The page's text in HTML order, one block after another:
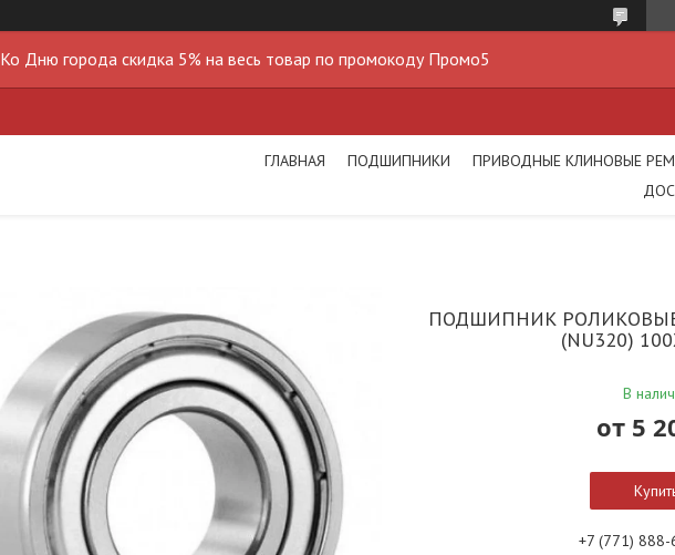
Ко Дню города скидка 5% на весь товар по промокоду Промо5
ГЛАВНАЯ ПОДШИПНИКИ ПРИВОДНЫЕ КЛИНОВЫЕ
ПОДШИПНИК
(NU320)
В
от 5
+7 (771)